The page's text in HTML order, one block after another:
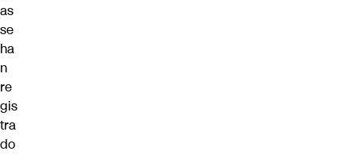
as
se
ha
n
re
gis
tra
do